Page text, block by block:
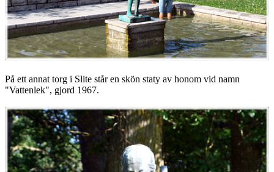
På ett annat torg i Slite står en skön staty av honom vid namn
"Vattenlek", gjord 1967.